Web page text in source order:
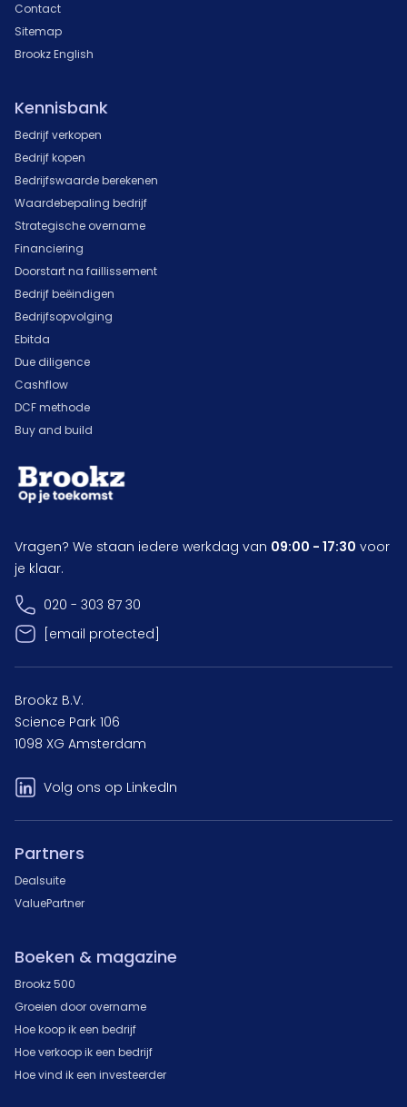
Contact
Sitemap
Brookz English
Kennisbank
Bedrijf verkopen
Bedrijf kopen
Bedrijfswaarde berekenen
Waardebepaling bedrijf
Strategische overname
Financiering
Doorstart na faillissement
Bedrijf beëindigen
Bedrijfsopvolging
Ebitda
Due diligence
Cashflow
DCF methode
Buy and build
Vragen? We staan iedere werkdag van 09:00 - 17:30 voor
je klaar.
020 - 303 87 30
[email protected]
Brookz B.V.
Science Park 106
1098 XG Amsterdam
Volg ons op LinkedIn
Partners
Dealsuite
ValuePartner
Boeken & magazine
Brookz 500
Groeien door overname
Hoe koop ik een bedrijf
Hoe verkoop ik een bedrijf
Hoe vind ik een investeerder